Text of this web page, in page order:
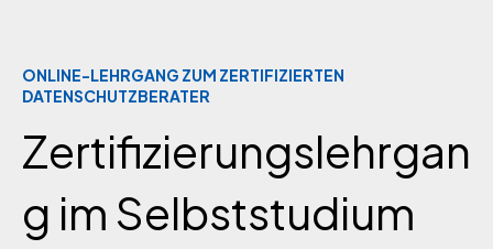
ONLINE-LEHRGANG ZUM ZERTIFIZIERTEN
DATENSCHUTZBERATER
Zertifizierungslehrgan
g im Selbststudium